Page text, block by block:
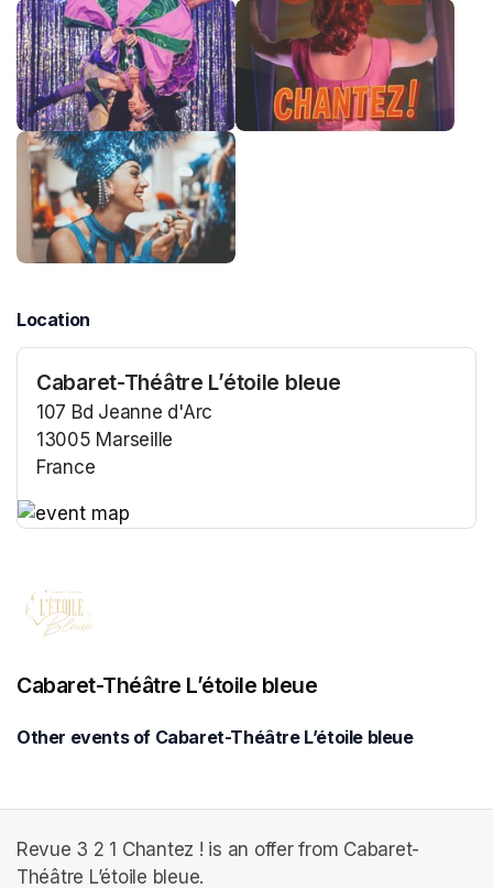
Location
Cabaret-Théâtre L’étoile bleue
107 Bd Jeanne d'Arc
13005 Marseille
France
Cabaret-Théâtre L’étoile bleue
Other events of Cabaret-Théâtre L’étoile bleue
Revue 3 2 1 Chantez ! is an offer from Cabaret-
Théâtre L’étoile bleue.